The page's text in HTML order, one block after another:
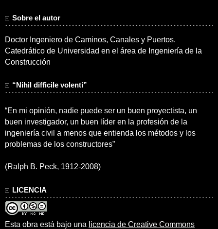
Sobre el autor
Doctor Ingeniero de Caminos, Canales y Puertos.
Catedrático de Universidad en el área de Ingeniería de la
Construcción
“Nihil difficile volenti”
“En mi opinión, nadie puede ser un buen proyectista, un
buen investigador, un buen líder en la profesión de la
ingeniería civil a menos que entienda los métodos y los
problemas de los constructores”
(Ralph B. Peck, 1912-2008)
LICENCIA
Esta obra está bajo una licencia de Creative Commons